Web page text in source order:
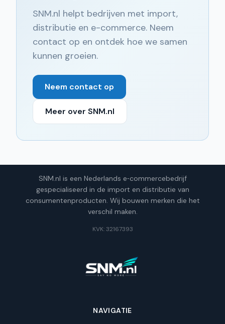
SNM.nl helpt bedrijven met import,
distributie en e-commerce. Neem
contact op en ontdek hoe we samen
kunnen groeien.
Neem contact op
Meer over SNM.nl
SNM.nl is een Nederlands e‑commercebedrijf
gespecialiseerd in de import en distributie van
consumentenproducten. Wij bouwen merken die het
verschil maken.
KVK: 32167393
NAVIGATIE